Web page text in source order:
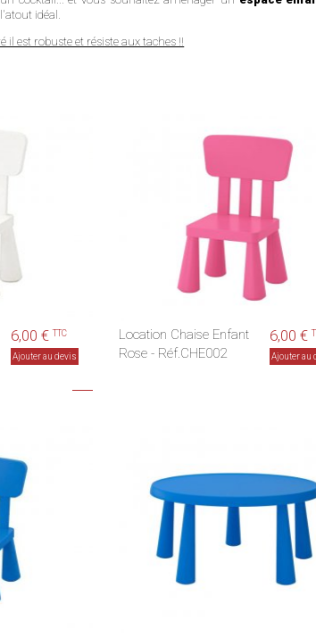
idéal.
il est robuste et résiste aux taches !!
6,00 €TTC
Ajouter au devis
Location Chaise Enfant
Rose - Réf.CHE002
6,00 €
Ajouter au